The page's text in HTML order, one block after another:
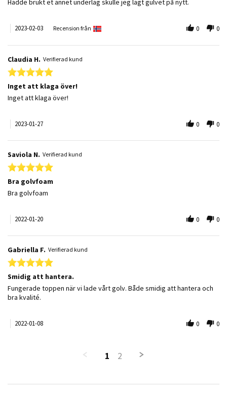
Hadde brukt et annet underlag skulle jeg lagt gulvet på nytt.
2023-02-03 Recension från 0 0
Claudia H. Verifierad kund
5.0 star rating
Inget att klaga över!
Review by Claudia H. on 27 Jan 2023
review stating Inget att klaga över!
Inget att klaga över!
2023-01-27 0 0
Saviola N. Verifierad kund
5.0 star rating
Bra golvfoam
Review by Saviola N. on 20 Jan 2022
review stating Bra golvfoam
Bra golvfoam
2022-01-20 0 0
Gabriella F. Verifierad kund
5.0 star rating
Smidig att hantera.
Review by Gabriella F. on 8 Jan 2022
review stating Smidig att hantera.
Fungerade toppen när vi lade vårt golv. Både smidig att hantera och
bra kvalité.
2022-01-08 0 0
1 2